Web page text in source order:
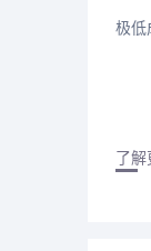
极低
了解